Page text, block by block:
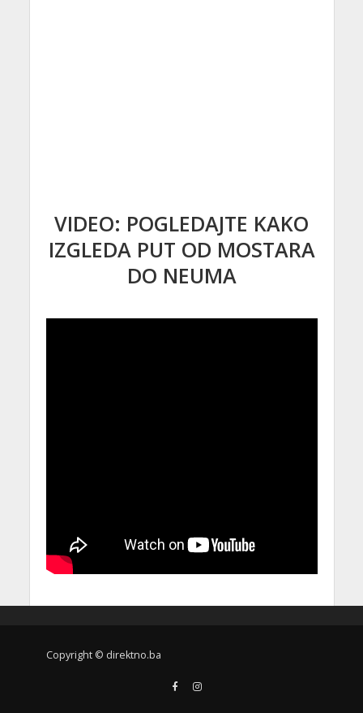
VIDEO: POGLEDAJTE KAKO
IZGLEDA PUT OD MOSTARA
DO NEUMA
Copyright © direktno.ba